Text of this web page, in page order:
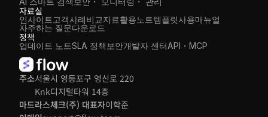
주소서울시 영등포구 영신로 220
Knk디지털타워 14층
마드라스체크(주) 대표자이학준
자료실
인사이트 고객사례비교자료활용노트템플릿사용매뉴얼
자주하는 질문다운로드
정책
업데이트 노트SLA 정책 보안개발자 센터API・MCP